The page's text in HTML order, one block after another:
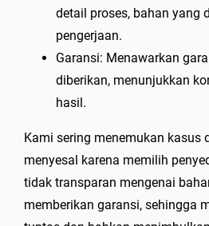
detail proses, bahan yang
pengerjaan.
Garansi: Menawarkan
diberikan, menunjukkan
hasil.
Kami sering menemukan kasus
menyesal karena memilih
tidak transparan mengenai
memberikan garansi, sehingga